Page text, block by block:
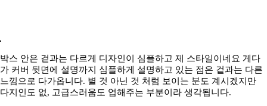
박스 안은 겉과는 다르게 디자인이 심플하고 제 스타일이네요 게다
가 커버 뒷면에 설명까지 심플하게 설명하고 있는 점은 겉과는 다른
느낌으로 다가옵니다. 별 것 아닌 것 처럼 보이는 분도 계시겠지만
다지인도 없, 고급스러움도 업해주는 부분이라 생각됩니다.